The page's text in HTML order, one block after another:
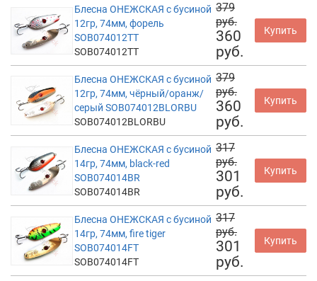
Блесна ОНЕЖСКАЯ с бусиной
12гр, 74мм, форель
SOB074012TT
SOB074012TT
379
руб.
360
руб.
Купить
Блесна ОНЕЖСКАЯ с бусиной
12гр, 74мм, чёрный/оранж/
серый SOB074012BLORBU
SOB074012BLORBU
379
руб.
360
руб.
Купить
Блесна ОНЕЖСКАЯ с бусиной
14гр, 74мм, black-red
SOB074014BR
SOB074014BR
317
руб.
301
руб.
Купить
Блесна ОНЕЖСКАЯ с бусиной
14гр, 74мм, fire tiger
SOB074014FT
SOB074014FT
317
руб.
301
руб.
Купить